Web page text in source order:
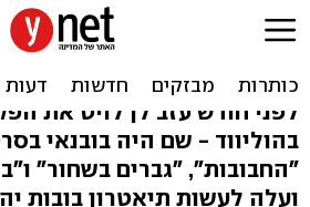
בובה מייסעס:
לפני חודש עזב לן לויט את
בהוליווד - שם היה בובנאי
"החבובות", "גברים בשחור"
ועלה לעשות תיאטרון בובות